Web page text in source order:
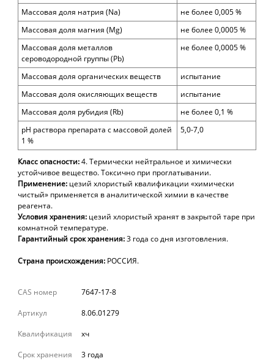
Массовая доля натрия (Na)
не более 0,005%
Массовая доля магния (Mg) не более 0,0005%
Массовая доля металлов
сероводородной группы (Рb)
не более 0,0005%
Массовая доля органических веществ
испытание
Массовая доля окисляющих веществ
испытание
Массовая доля рубидия (Rb) не более 0,1 %
рН раствора препарата с массовой долей
1 %
5,0-7,0
Класс опасности:4. Термически нейтральное и химически
устойчивое вещество. Токсично при проглатывании.
Применение: цезий хлористый квалификации «химически
чистый» применяется в аналитической химии в качестве
реагента.
Условия хранения: цезий хлористый хранят в закрытой таре при
комнатной температуре.
Гарантийный срокхранения:3 года содня изготовления.
Страна происхождения: РОССИЯ.
CAS номер
7647-17-8
Артикул
8.06.01279
Квалификация
хч
Срок хранения
3 года